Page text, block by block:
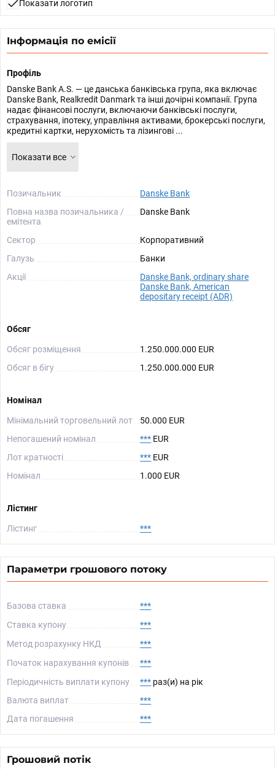
Показати логотип
Інформація по емісії
Профіль
Danske Bank A.S. — це данська банківська група, яка включає
Danske Bank, Realkredit Danmark та інші дочірні компанії. Група
надає фінансові послуги, включаючи банківські послуги,
страхування, іпотеку, управління активами, брокерські послуги,
кредитні картки, нерухомість та лізингові ...
Показати все
Позичальник
Danske Bank
Повна назва позичальника /
емітента
Danske Bank
Сектор
Корпоративний
Галузь
Банки
Акції
Danske Bank, ordinary share
Danske Bank, American
depositary receipt (ADR)
Обсяг
Обсяг розміщення
1.250.000.000 EUR
Обсяг в бігу
1.250.000.000 EUR
Номінал
Мінімальний торговельний лот
50.000 EUR
Непогашений номінал
*** EUR
Лот кратності
*** EUR
Номінал
1.000 EUR
Лістинг
Лістинг ***
Параметри грошового потоку
Базова ставка
***
Ставка купону
***
Метод розрахунку НКД
***
Початок нарахування купонів
***
Періодичність виплати купону
*** раз(и) на рік
Валюта виплат
***
Дата погашення
***
Грошовий потік